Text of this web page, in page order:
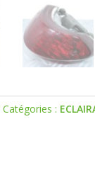
Catégories :